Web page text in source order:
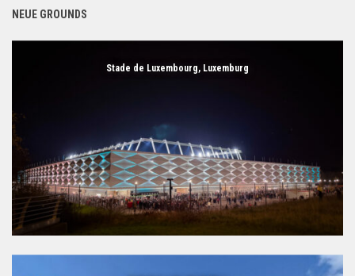
NEUE GROUNDS
Stade de Luxembourg, Luxemburg